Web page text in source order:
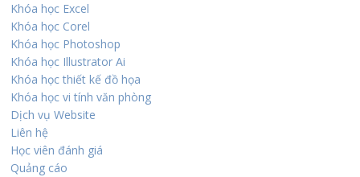
Khóa học Excel
Khóa học Corel
Khóa học Photoshop
Khóa học Illustrator Ai
Khóa học thiết kế đồ họa
Khóa học vi tính văn phòng
Dịch vụ Website
Liên hệ
Học viên đánh giá
Quảng cáo